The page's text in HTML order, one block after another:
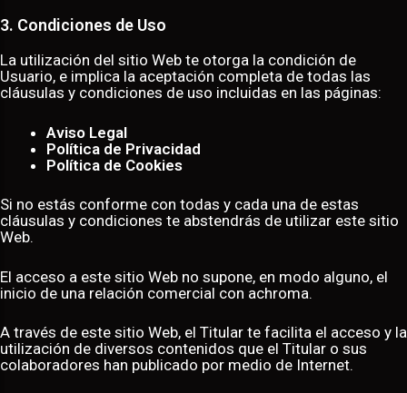
3. Condiciones de Uso
La utilización del sitio Web te otorga la condición de
Usuario, e implica la aceptación completa de todas las
cláusulas y condiciones de uso incluidas en las páginas:
Aviso Legal
Política de Privacidad
Política de Cookies
Si no estás conforme con todas y cada una de estas
cláusulas y condiciones te abstendrás de utilizar este sitio
Web.
El acceso a este sitio Web no supone, en modo alguno, el
inicio de una relación comercial con achroma.
A través de este sitio Web, el Titular te facilita el acceso y la
utilización de diversos contenidos que el Titular o sus
colaboradores han publicado por medio de Internet.